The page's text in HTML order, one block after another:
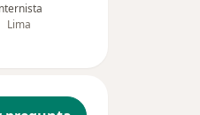
Lima